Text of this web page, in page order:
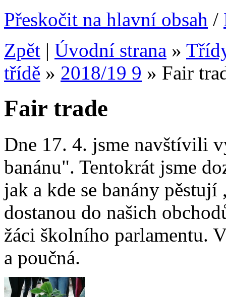
Přeskočit na hlavní obsah /
Zpět | Úvodní strana »
třídě » 2018/19 9 » Fair
Fair trade
Dne 17. 4. jsme navštívili
banánu". Tentokrát jsme
jak a kde se banány
dostanou do našich
žáci školního parlamentu.
a poučná.